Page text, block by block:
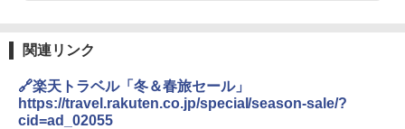
関連リンク
🔗楽天トラベル「冬＆春旅セール」
https://travel.rakuten.co.jp/special/season-sale/?
cid=ad_02055